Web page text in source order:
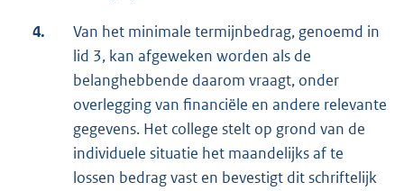
4.
Van het minimale termijnbedrag, genoemd in
lid 3, kan afgeweken worden als de
belanghebbende daarom vraagt, onder
overlegging van financiële en andere relevante
gegevens. Het college stelt op grond van de
individuele situatie het maandelijks af te
lossen bedrag vast en bevestigt dit schriftelijk